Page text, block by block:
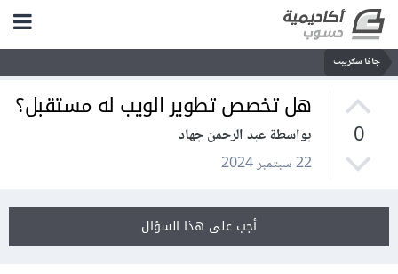
جافا سكريبت
0
هل تخصص تطوير الويب له مستقبل؟
بواسطة عبد الرحمن جهاد
22 سبتمبر 2024
أجب على هذا السؤال